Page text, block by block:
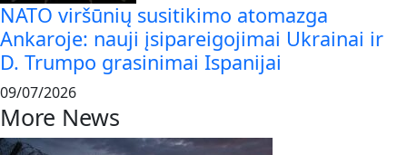
NATO viršūnių susitikimo atomazga
Ankaroje: nauji įsipareigojimai Ukrainai ir
D. Trumpo grasinimai Ispanijai
09/07/2026
More News